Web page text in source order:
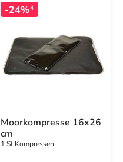
-24%4
Moorkompresse 16x26
cm
1 St Kompressen